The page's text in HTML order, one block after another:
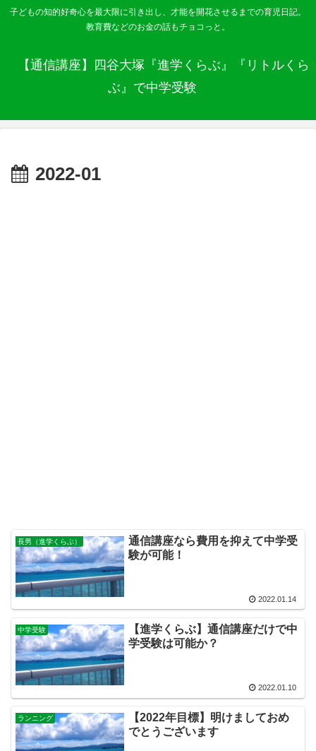
子どもの知的好奇心を最大限に引き出し、才能を開花させるまでの育児日記。
教育費などのお金の話もチョコっと。
【通信講座】四谷大塚『進学くらぶ』『リトルくら
ぶ』で中学受験
2022-01
長男（進学くらぶ）
通信講座なら費用を抑えて中学受
験が可能！
2022.01.14
中学受験
【進学くらぶ】通信講座だけで中
学受験は可能か？
2022.01.10
ランニング
【2022年目標】明けましておめ
でとうございます